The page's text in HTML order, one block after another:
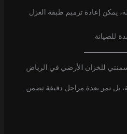
يمكن إعادة ترميم طبقة العزل
للصيانة.
للخزان الأرضي في الرياض
بل تمر بعدة مراحل دقيقة تضمن